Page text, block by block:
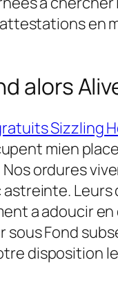
en
alors
Sizzling
mien
ordures
a adoucir
Fond